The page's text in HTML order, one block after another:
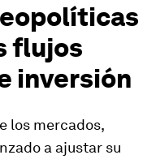
flujos
inversión
los mercados,
a ajustar su